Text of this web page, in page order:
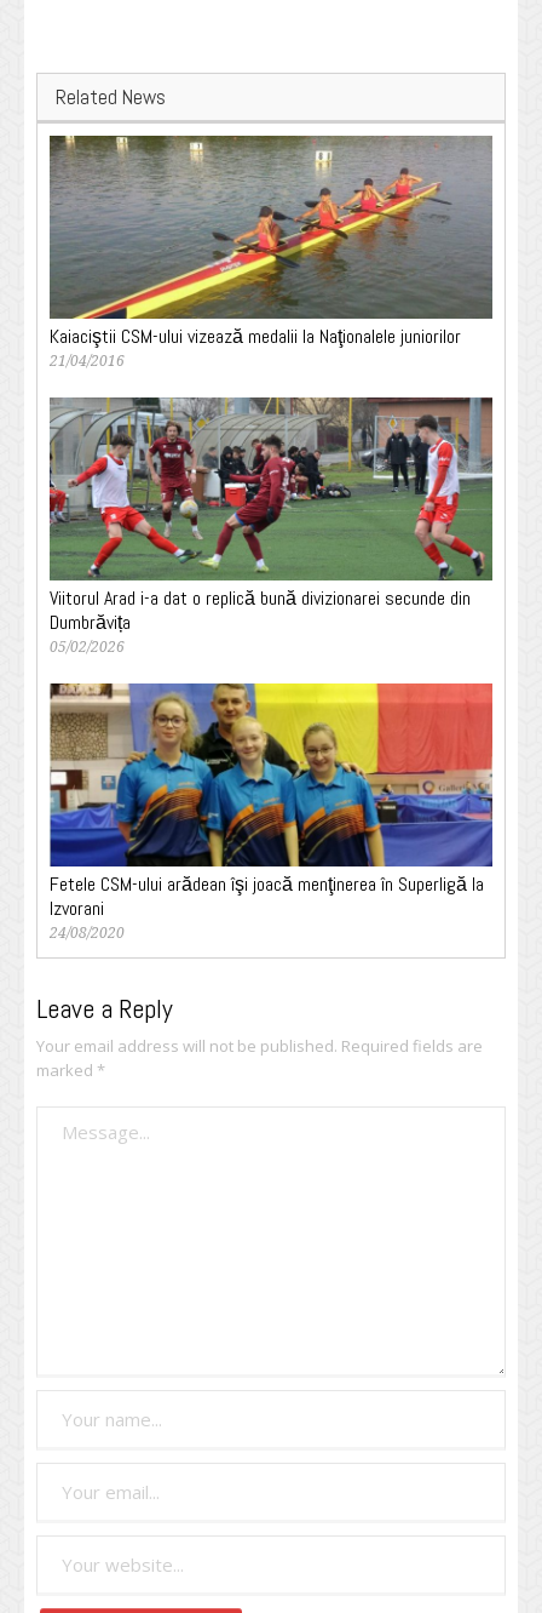
Related News
Kaiaciştii CSM-ului vizează medalii la Naţionalele juniorilor
21/04/2016
Viitorul Arad i-a dat o replică bună divizionarei secunde din
Dumbrăvița
05/02/2026
Fetele CSM-ului arădean îşi joacă menţinerea în Superligă la
Izvorani
24/08/2020
Leave a Reply
Your email address will not be published. Required fields are
marked *